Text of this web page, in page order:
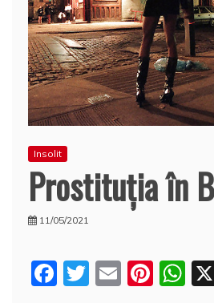
Insolit
Prostituţia în
11/05/2021
F
T
E
Pi W